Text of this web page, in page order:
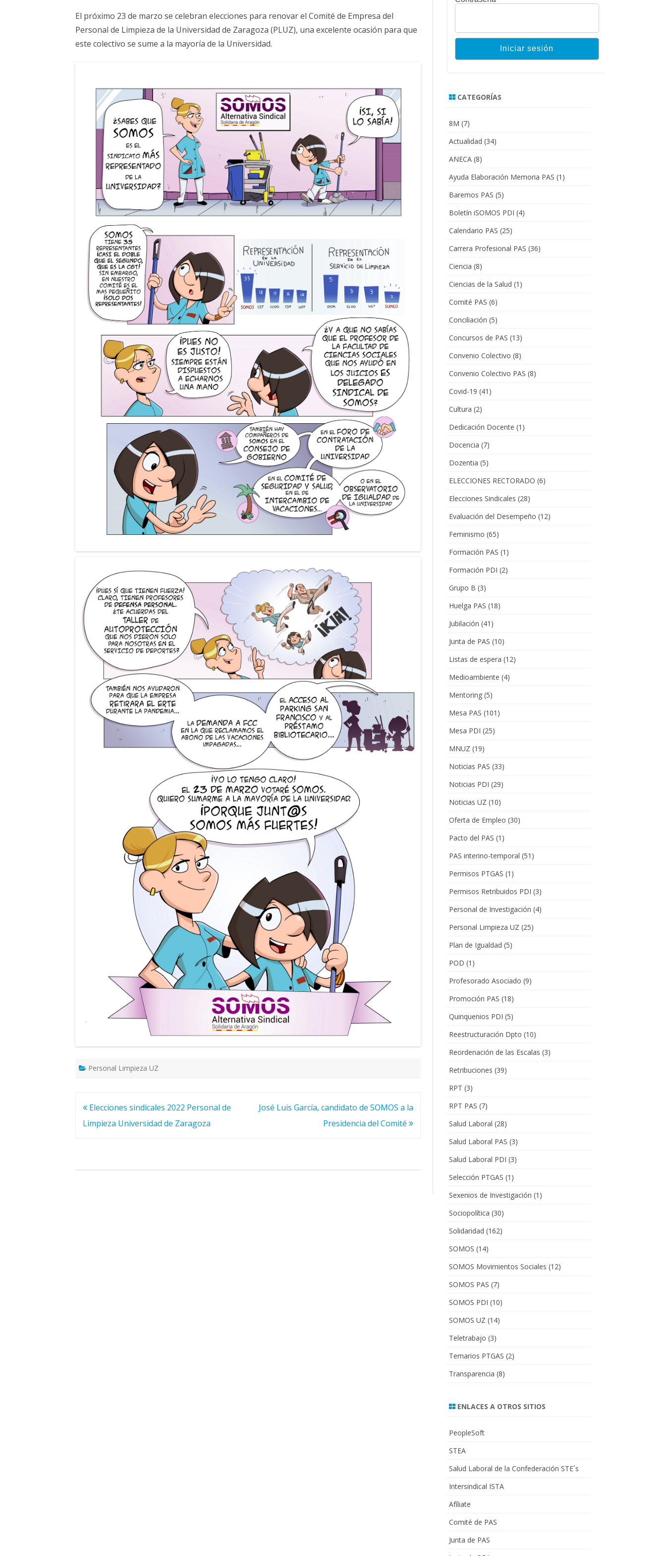
FEMINISMO E IGUALDAD ACTUALIDAD
PUBLICACIONES
ESTATUTOS
AFILIACIÓN
de
Limpieza
Universidad
de
la
Universidad
El próximo 23 de marzo se celebran elecciones para renovar el Comité de Empresa del
Personal de Limpieza de la Universidad de Zaragoza (PLUZ), una excelente ocasión para que
este colectivo se sume a la mayoría de la Universidad.
Personal Limpieza UZ
Navegación
de
Elecciones sindicales 2022 Personal de
Limpieza Universidad de Zaragoza
José Luis García, candidato de SOMOS a la
Presidencia del Comité
CATEGORÍAS
8M (7)
Actualidad (34)
ANECA(8)
Ayuda Elaboración Memoria PAS (1)
Baremos PAS (5)
Boletín iSOMOS PDI (4)
Calendario PAS (25)
Carrera Profesional PAS (36)
Ciencia (8)
Ciencias de la Salud (1)
Comité PAS (6)
Conciliación (5)
Concursos de PAS (13)
Convenio Colectivo (8)
Convenio Colectivo PAS (8)
Covid-19 (41)
Cultura (2)
Dedicación Docente (1)
Docencia (7)
Dozentia (5)
ELECCIONES RECTORADO (6)
Elecciones Sindicales (28)
Evaluación del Desempeño (12)
Feminismo (65)
Formación PAS (1)
Formación PDI (2)
Grupo B (3)
Huelga PAS (18)
Jubilación (41)
Junta de PAS (10)
Listas de espera (12)
Medioambiente (4)
Mentoring(5)
Mesa PAS (101)
Mesa PDI (25)
MNUZ (19)
Noticias PAS (33)
Noticias PDI (29)
Noticias UZ (10)
Oferta de Empleo (30)
Pacto del PAS (1)
PAS interino-temporal (51)
Permisos PTGAS (1)
Permisos Retribuidos PDI (3)
Personal de Investigación (4)
Personal Limpieza UZ (25)
Plan de Igualdad (5)
POD (1)
Profesorado Asociado (9)
Promoción PAS (18)
Quinquenios PDI (5)
Reestructuración Dpto (10)
Reordenación de las Escalas (3)
Retribuciones (39)
RPT (3)
RPT PAS (7)
Salud Laboral (28)
Salud Laboral PAS (3)
Salud Laboral PDI (3)
Selección PTGAS (1)
Sexenios de Investigación (1)
Sociopolítica (30)
Solidaridad (162)
SOMOS (14)
SOMOS Movimientos Sociales (12)
SOMOS PAS (7)
SOMOS PDI (10)
SOMOS UZ (14)
Teletrabajo (3)
Temarios PTGAS (2)
Transparencia (8)
ENLACES A OTROS SITIOS
PeopleSoft
STEA
Salud Laboral de la Confederación STE´s
Intersindical ISTA
Afíliate
Comité de PAS
Junta de PAS